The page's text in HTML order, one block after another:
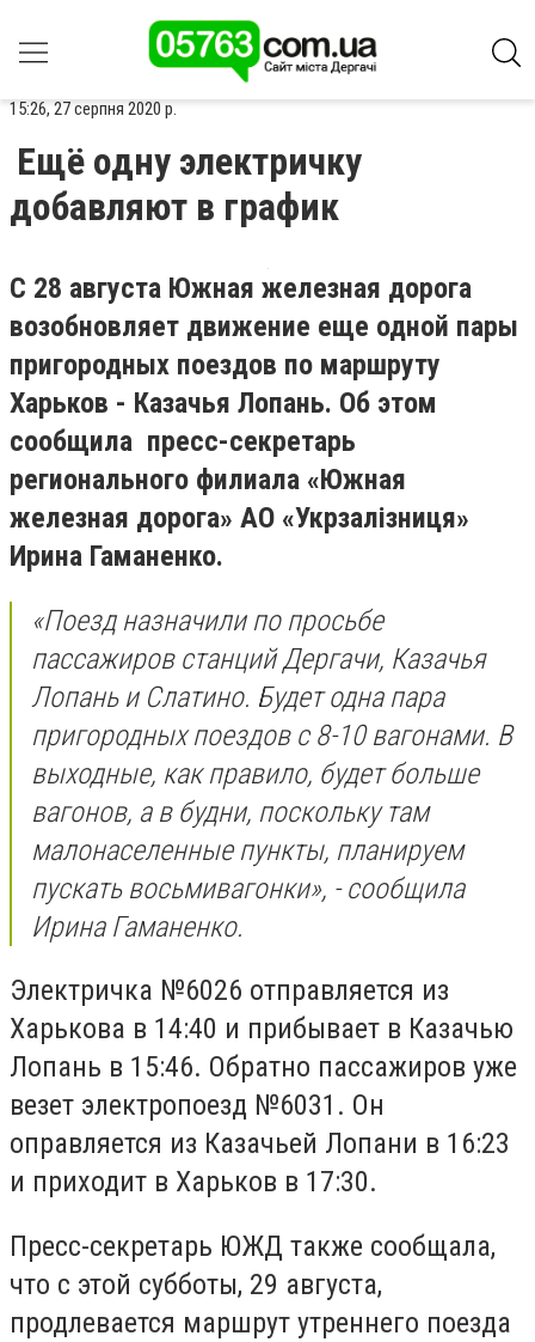
15:26, 27 серпня 2020 р.
Ещё одну электричку
добавляют в график
С 28 августа Южная железная дорога
возобновляет движение еще одной пары
пригородных поездов по маршруту
Харьков - Казачья Лопань. Об этом
сообщила пресс-секретарь
регионального филиала «Южная
железная дорога» АО «Укрзалізниця»
Ирина Гаманенко.
«Поезд назначили по просьбе
пассажиров станций Дергачи, Казачья
Лопань и Слатино. Будет одна пара
пригородных поездов с 8-10 вагонами. В
выходные, как правило, будет больше
вагонов, а в будни, поскольку там
малонаселенные пункты, планируем
пускать восьмивагонки», - сообщила
Ирина Гаманенко.
Электричка №6026 отправляется из
Харькова в 14:40 и прибывает в Казачью
Лопань в 15:46. Обратно пассажиров уже
везет электропоезд №6031. Он
оправляется из Казачьей Лопани в 16:23
и приходит в Харьков в 17:30.
Пресс-секретарь ЮЖД также сообщала,
что с этой субботы, 29 августа,
продлевается маршрут утреннего поезда